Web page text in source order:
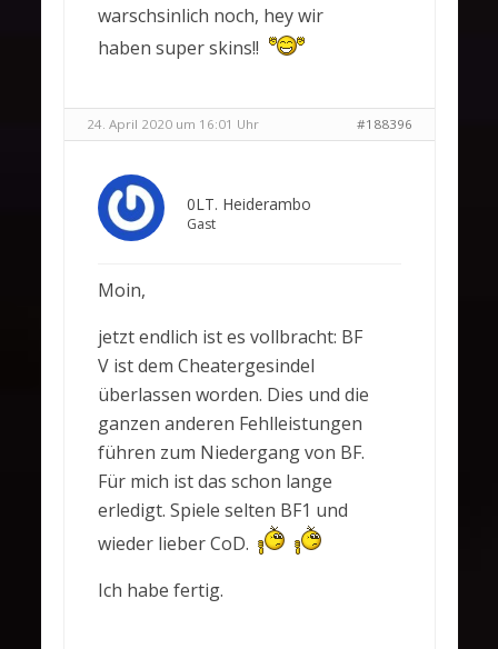
warschsinlich noch, hey wir
haben super skins!!
24. April 2020 um 16:01 Uhr #188396
0LT. Heiderambo
Gast
Moin,
jetzt endlich ist es vollbracht: BF
V ist dem Cheatergesindel
überlassen worden. Dies und die
ganzen anderen Fehlleistungen
führen zum Niedergang von BF.
Für mich ist das schon lange
erledigt. Spiele selten BF1 und
wieder lieber CoD.
Ich habe fertig.